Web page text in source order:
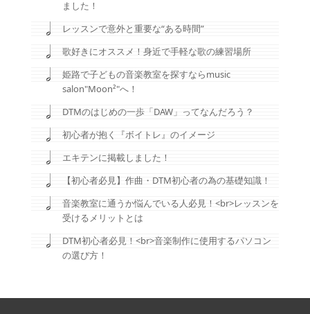
ました！
レッスンで意外と重要な“ある時間”
歌好きにオススメ！身近で手軽な歌の練習場所
姫路で子どもの音楽教室を探すならmusic
salon"Moon²"へ！
DTMのはじめの一歩「DAW」ってなんだろう？
初心者が抱く『ボイトレ』のイメージ
エキテンに掲載しました！
【初心者必見】作曲・DTM初心者の為の基礎知識！
音楽教室に通うか悩んでいる人必見！<br>レッスンを
受けるメリットとは
DTM初心者必見！<br>音楽制作に使用するパソコン
の選び方！